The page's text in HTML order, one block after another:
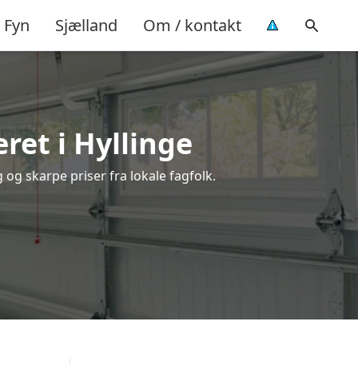
Fyn Sjælland Om / kontakt
i Hyllinge
skarpe priser fra lokale fagfolk.